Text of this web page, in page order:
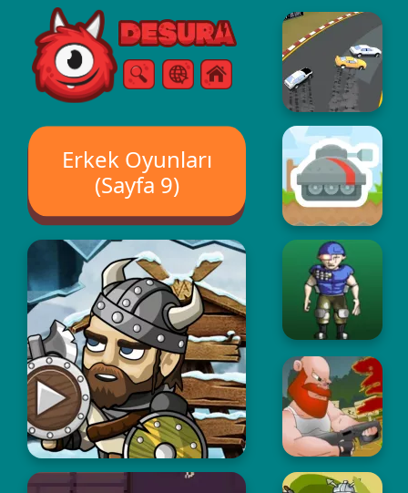
Free Online Games
AramaMenü
Erkek Oyunları
(Sayfa 9)